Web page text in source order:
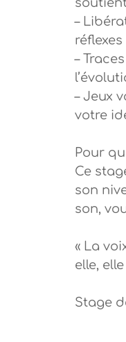
–
–
– Jeux
votre
Pour
Ce
son
son,
« La
elle,
Stage